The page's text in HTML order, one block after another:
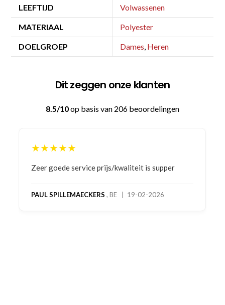
LEEFTIJD Volwassenen
MATERIAAL Polyester
DOELGROEP Dames, Heren
Dit zeggen onze klanten
8.5/10op basis van 206 beoordelingen
★★★★★
Bestelling gedaan vanwege goede prijzen en
bestelling al ontvangen met gifts, waardoor je